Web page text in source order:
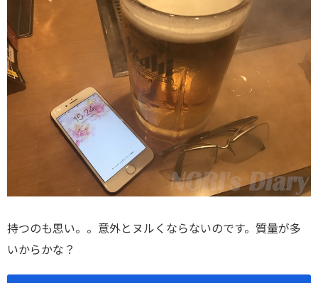
持つのも思い。。意外とヌルくならないのです。質量が多
いからかな？